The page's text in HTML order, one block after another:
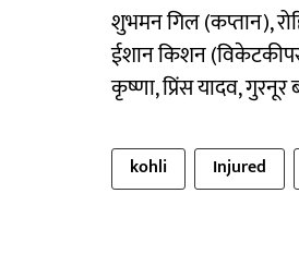
शुभमन गिल (कप्तान),
ईशान किशन
कृष्णा, प्रिंस यादव, गुरनूर
kohli Injured